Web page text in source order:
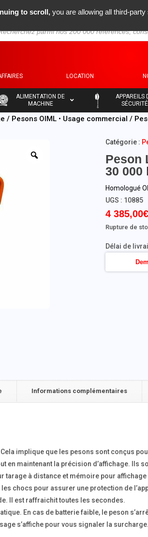
LOCATION
–
ALIMENTATION DE
MACHINE
APPAREILS
SÉCURITÉ
/ Pesons OIML • Usage commercial /
Peson
30 000
4 385,00€
Délai de
Homologué
Rupture de
UGS : 10885
Catégorie :
Informations complémentaires
Cela implique que les pesons sont conçus
en maintenant la précision d’affichage. Ils
tarage à distance et mémoire pour
les chocs pour assurer une protection de
Il est raffraichit toutes les secondes.
En cas de batterie faible, le peson
s’affiche pour vous signaler la surcharge.
to scroll, you are allowing all third-